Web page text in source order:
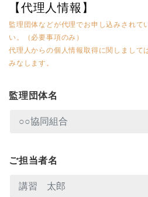
【代理人情報】
監理団体などが代理でお申し込みされて
い。（必要事項のみ）
代理人からの個人情報取得に関しまして
みなします。
監理団体名
ご担当者名